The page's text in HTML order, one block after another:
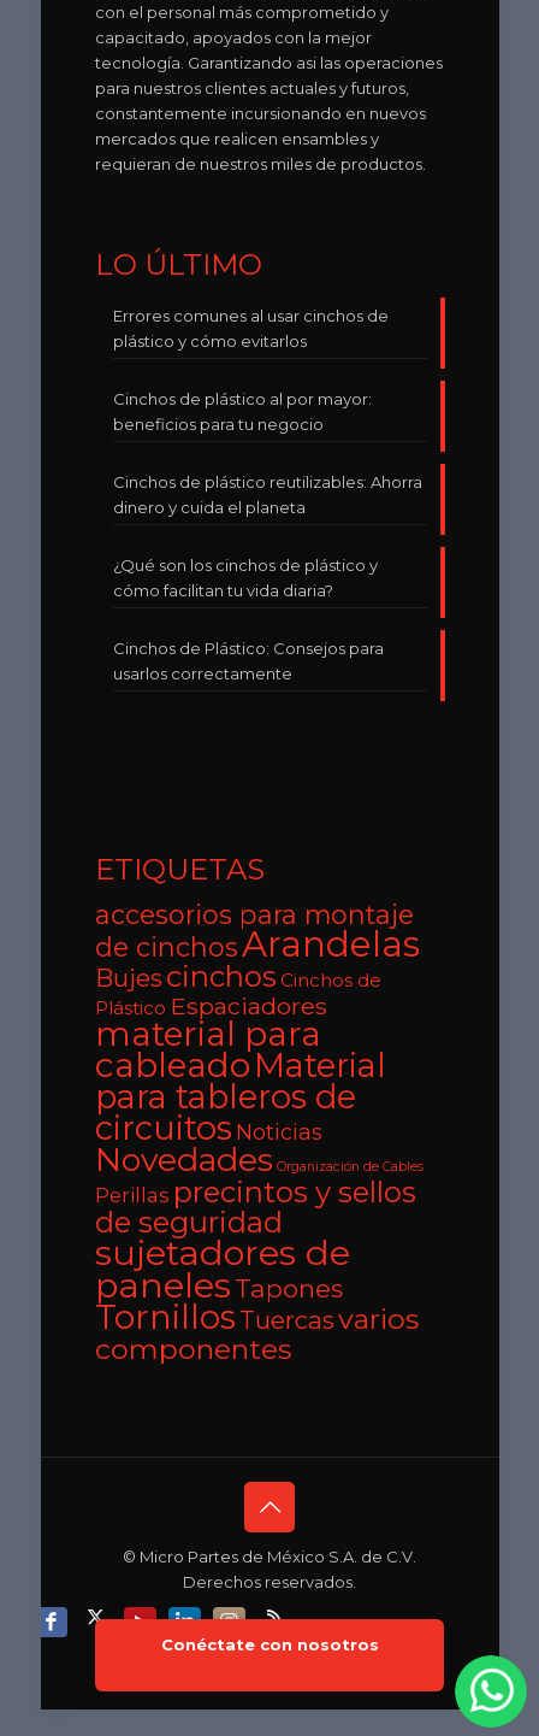
con el personal más comprometido y
capacitado, apoyados con la mejor
tecnología. Garantizando asi las operaciones
para nuestros clientes actuales y futuros,
constantemente incursionando en nuevos
mercados que realicen ensambles y
requieran de nuestros miles de productos.
LO ÚLTIMO
Errores comunes al usar cinchos de
plástico y cómo evitarlos
Cinchos de plástico al por mayor:
beneficios para tu negocio
Cinchos de plástico reutilizables: Ahorra
dinero y cuida el planeta
¿Qué son los cinchos de plástico y
cómo facilitan tu vida diaria?
Cinchos de Plástico: Consejos para
usarlos correctamente
ETIQUETAS
accesorios para montaje
de cinchosArandelas
Bujes cinchos Cinchos de
Plástico Espaciadores
material para
cableadoMaterial
para tableros de
circuitos Noticias
Novedades Organización de Cables
Perillas precintos y sellos
de seguridad
sujetadores de
paneles Tapones
Tornillos Tuercasvarios
componentes
Conéctate con nosotros
© Micro Partes de México S.A. de C.V.
Derechos reservados.